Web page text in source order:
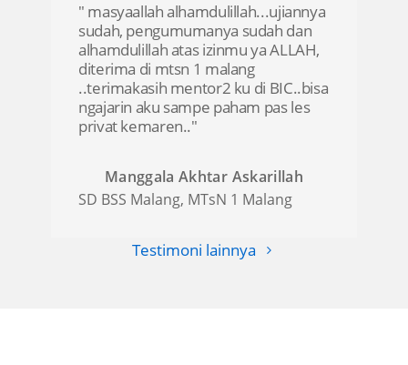
" masyaallah alhamdulillah...ujiannya
sudah, pengumumanya sudah dan
alhamdulillah atas izinmu ya ALLAH,
diterima di mtsn 1 malang
..terimakasih mentor2 ku di BIC..bisa
ngajarin aku sampe paham pas les
privat kemaren.."
Manggala Akhtar Askarillah
SD BSS Malang, MTsN 1 Malang
Testimoni lainnya